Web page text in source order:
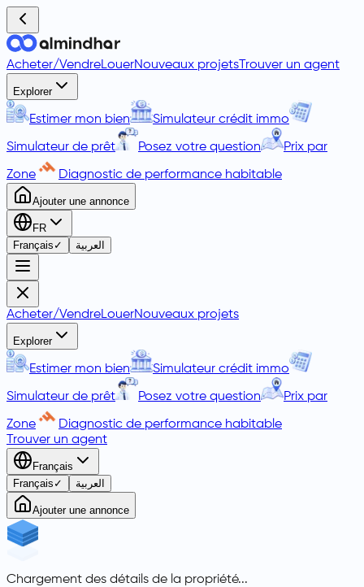
Acheter/VendreLouerNouveaux projets Trouver un agent
Explorer
Estimer mon bien Simulateur crédit immo
Simulateur de prêt Posez votre question Prix par
Zone Diagnostic de performance habitable
Ajouter une annonce
FR
Français ✓ العربية
Acheter/VendreLouerNouveaux projets
Explorer
Estimer mon bien Simulateur crédit immo
Simulateur de prêt Posez votre question Prix par
Zone
Diagnostic de performance habitable
Trouver un agent
Français
Français ✓ العربية
Ajouter une annonce
Chargement des détails de la propriété...